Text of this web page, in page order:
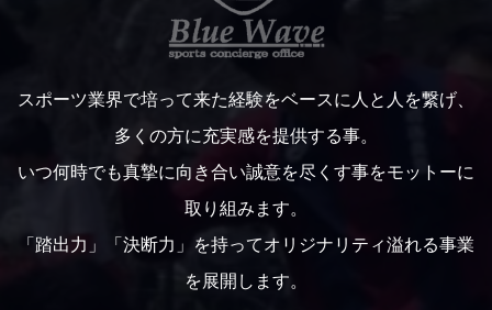
スポーツ業界で培って来た経験をベースに人と人を繋げ、
多くの方に充実感を提供する事。
いつ何時でも真摯に向き合い誠意を尽くす事をモットーに
取り組みます。
「踏出力」「決断力」を持ってオリジナリティ溢れる事業
を展開します。